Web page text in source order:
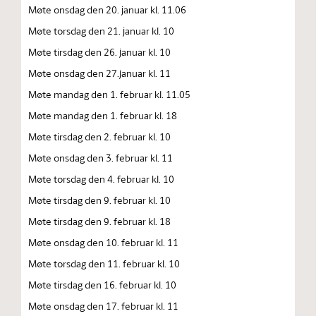
Møte onsdag den 20. januar kl. 11.06
Møte torsdag den 21. januar kl. 10
Møte tirsdag den 26. januar kl. 10
Møte onsdag den 27.januar kl. 11
Møte mandag den 1. februar kl. 11.05
Møte mandag den 1. februar kl. 18
Møte tirsdag den 2. februar kl. 10
Møte onsdag den 3. februar kl. 11
Møte torsdag den 4. februar kl. 10
Møte tirsdag den 9. februar kl. 10
Møte tirsdag den 9. februar kl. 18
Møte onsdag den 10. februar kl. 11
Møte torsdag den 11. februar kl. 10
Møte tirsdag den 16. februar kl. 10
Møte onsdag den 17. februar kl. 11